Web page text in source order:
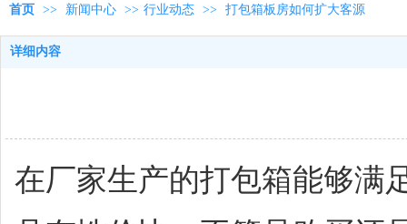
首页 >> 新闻中心 >> 行业动态 >> 打包箱板房如何扩大客源
详细内容
在厂家生产的打包箱能够满